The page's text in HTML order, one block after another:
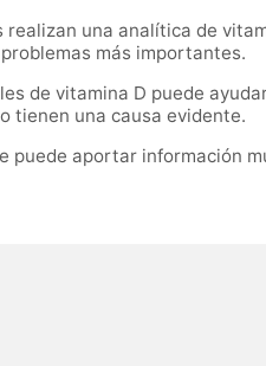
realizan una analítica de
más importantes.
de vitamina D puede
tienen una causa evidente.
puede aportar información